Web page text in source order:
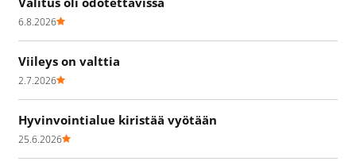
6.8.2026
Viileys on valttia
2.7.2026
Hyvinvointialue kiristää vyötään
25.6.2026